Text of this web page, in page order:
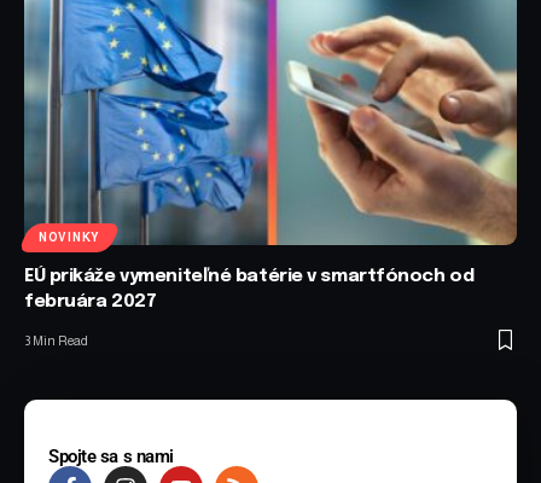
NOVINKY
EÚ prikáže vymeniteľné batérie v smartfónoch od
februára 2027
3 Min Read
Spojte sa s nami